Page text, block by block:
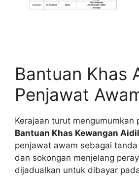
Bantuan Khas
Penjawat
Kerajaan turut mengumumkan
Bantuan Khas Kewangan
penjawat awam sebagai
dan sokongan menjelang
dijadualkan untuk dibayar